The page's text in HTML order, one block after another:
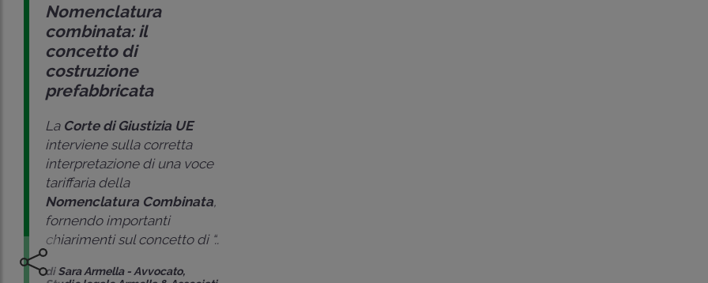
Nomenclatura
combinata: il
concetto di
costruzione
prefabbricata
La Corte di Giustizia UE
interviene sulla corretta
interpretazione di una voce
tariffaria della
Nomenclatura Combinata,
fornendo importanti
chiarimenti sul concetto di “..
diSara Armella - Avvocato,